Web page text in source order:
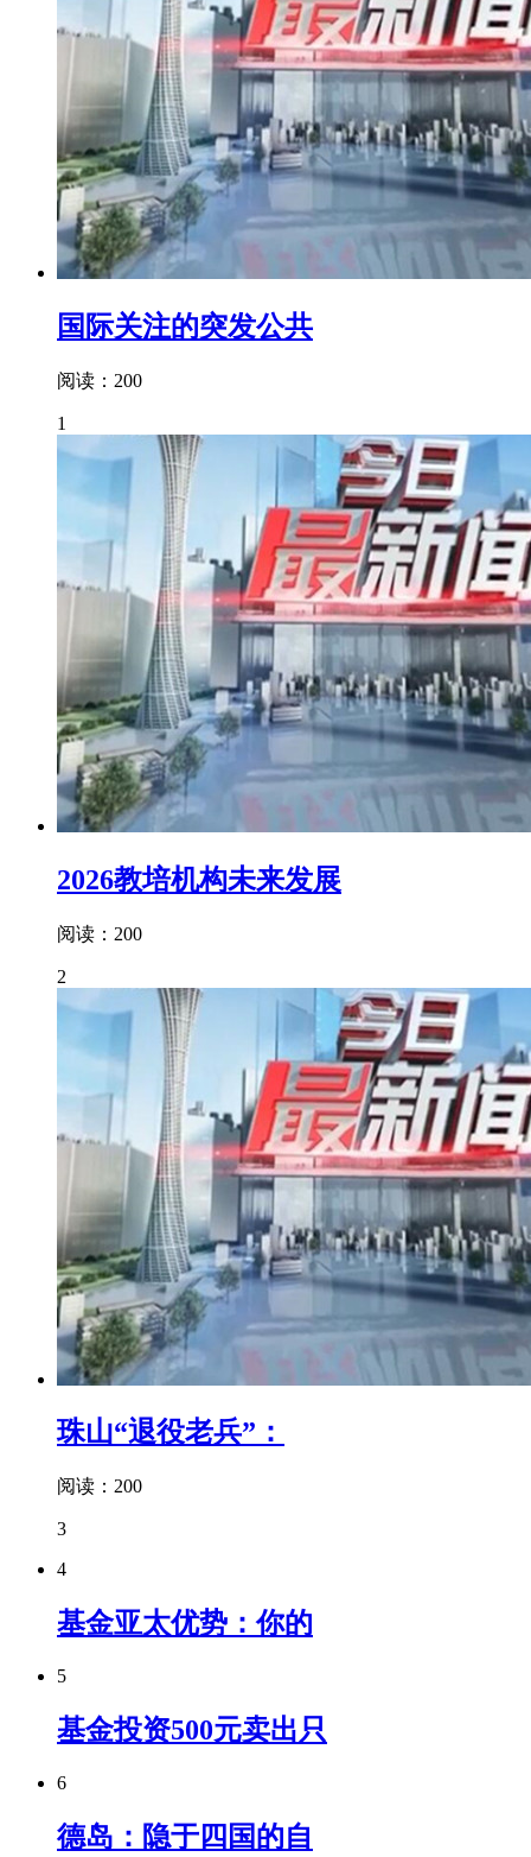
国际关注的突发公共
阅读：200
1
2026教培机构未来发展
阅读：200
2
珠山“退役老兵”：
阅读：200
3
4
基金亚太优势：你的
5
基金投资500元卖出只
6
德岛：隐于四国的自